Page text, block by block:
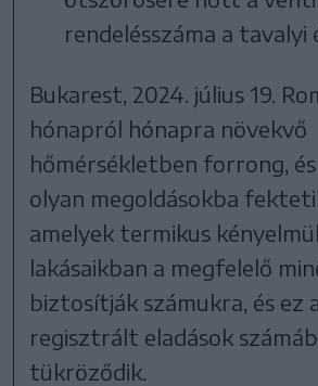
rendelésszáma a tavalyi
Bukarest, 2024. július 19.
hónapról hónapra növekvő
hőmérsékletben forrong,
olyan megoldásokba
amelyek termikus
lakásaikban a megfelelő
biztosítják számukra, és ez
regisztrált eladások
tükröződik.